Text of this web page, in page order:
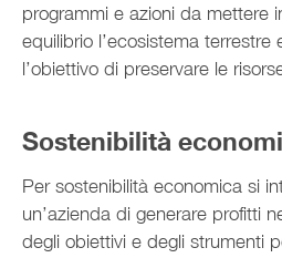
programmi e azioni da mettere
equilibrio l’ecosistema
l’obiettivo di preservare le
Sostenibilità
Per sostenibilità economica si
un’azienda di generare profitti
degli obiettivi e degli strumenti